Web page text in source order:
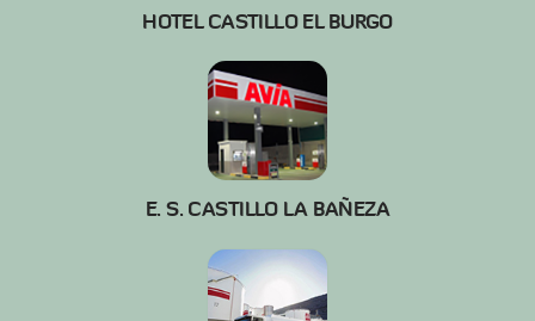
HOTEL CASTILLO EL BURGO
E. S. CASTILLO LA BAÑEZA